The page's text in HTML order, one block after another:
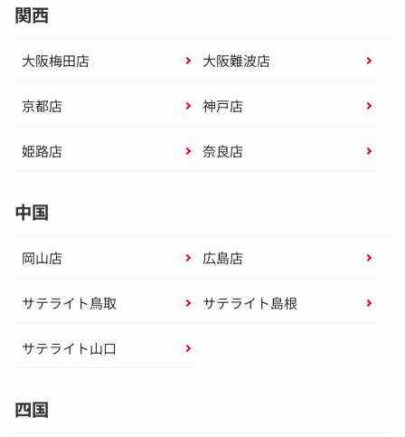
関西
大阪梅田店 大阪難波店
京都店 神戸店
姫路店 奈良店
中国
岡山店 広島店
サテライト鳥取 サテライト島根
サテライト山口
四国